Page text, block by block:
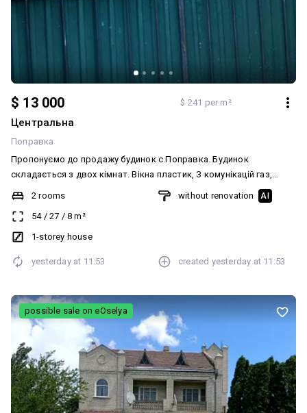
$ 13 000 $ 241 per m²
Центральна
Поправка
Пропонуємо до продажу будинок с.Поправка. Будинок
складається з двох кімнат. Вікна пластик, З комунікацій газ,
світло, вода колодязь. По селу 5-7 раз курсує маршрутний
2 rooms
54/ 27 / 8 m²
1-storey house
without renovation AI
yesterday at 11:53 created yesterday at 11:53
possible sale on eOselya